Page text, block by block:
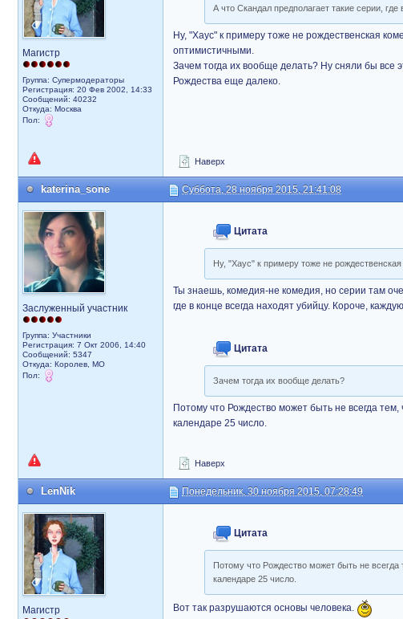
Магистр
Группа: Супермодераторы
Регистрация: 20 Фев 2002, 14:33
Сообщений: 40232
Откуда: Москва
Пол:
А что Скандал предполагает такие серии,
Ну, "Хаус" к примеру тоже не рождественская
оптимистичными.
Зачем тогда их вообще делать? Ну сняли бы все
Рождества еще далеко.
Наверх
katerina_sone Суббота, 28 ноября 2015, 21:41:08
Заслуженный участник
Группа: Участники
Регистрация: 7 Окт 2006, 14:40
Сообщений: 5347
Откуда: Королев, МО
Пол:
Цитата
Ну, "Хаус" к примеру тоже не
Ты знаешь, комедия-не комедия, но серии там
где в конце всегда находят убийцу. Короче,
Цитата
Зачем тогда их вообще делать?
Потому что Рождество может быть не всегда тем,
календаре 25 число.
Наверх
LenNik Понедельник, 30 ноября 2015, 07:28:49
Магистр
Цитата
Потому что Рождество может быть не всегда
календаре 25 число.
Вот так разрушаются основы человека.